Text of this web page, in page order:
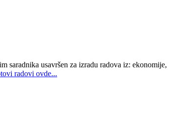
saradnika usavršen za izradu radova iz: ekonomije,
radovi ovde...